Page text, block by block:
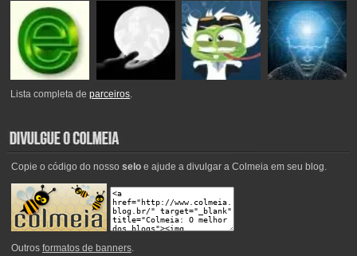
Lista completa deparceiros.
Copie o código do nosso seloe ajude a divulgar a Colmeia em seu blog.
Outros formatos de banners.